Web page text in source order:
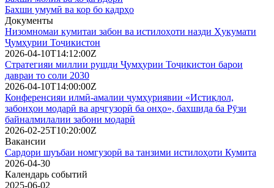
Бахши умумӣ ва кор бо кадрҳо
Документы
Низомномаи кумитаи забон ва истилоҳоти назди Ҳукумати
Ҷумҳурии Тоҷикистон
2026-04-10T14:12:00Z
Стратегияи миллии рушди Ҷумҳурии Тоҷикистон барои
давраи то соли 2030
2026-04-10T14:00:00Z
Конференсияи илмӣ-амалии ҷумҳуриявии «Истиқлол,
забонҳои модарӣ ва арҷгузорӣ ба онҳо», бахшида ба Рӯзи
байналмилалии забони модарӣ
2026-02-25T10:20:00Z
Вакансии
Сардори шуъбаи номгузорӣ ва танзими истилоҳоти Кумита
2026-04-30
Календарь событий
2025-06-02